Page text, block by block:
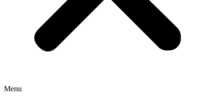
Menu